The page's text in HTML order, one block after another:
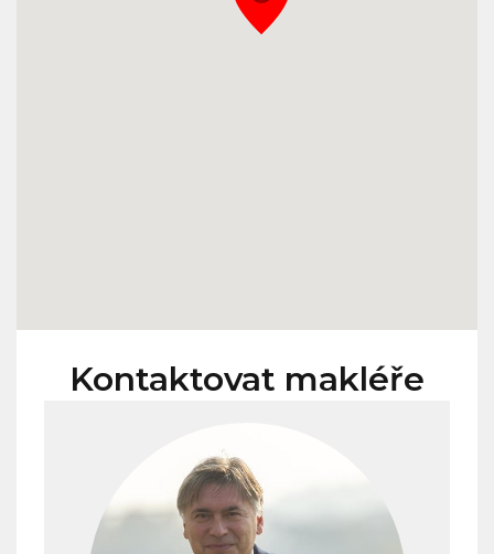
Kontaktovat makléře